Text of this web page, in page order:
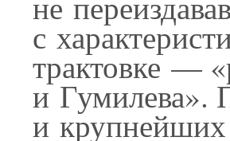
с
трактовке —
и Гумилева».
и крупнейших